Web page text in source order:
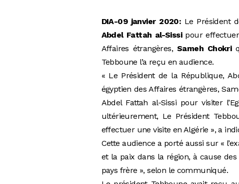
DIA-09 janvier 2020: Le Président
Abdel Fattah al-Sissipour effectuer
Affaires étrangères, Sameh Chokri
Tebboune l’a reçu en audience.
« Le Président de la République,
égyptien des Affaires étrangères,
Abdel Fattah al-Sissi pour visiter
ultérieurement, Le Président
effectuer une visite en Algérie », a
Cette audience a porté aussi sur «
et la paix dans la région, à cause
pays frère », selon le communiqué.